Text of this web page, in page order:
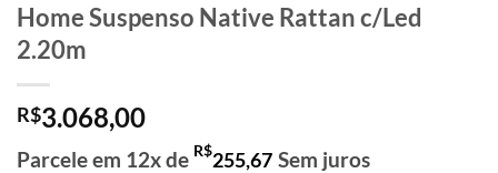
Home Suspenso Native Rattan c/Led
2.20m
R$3.068,00
Parcele em 12x de R$255,67 Sem juros